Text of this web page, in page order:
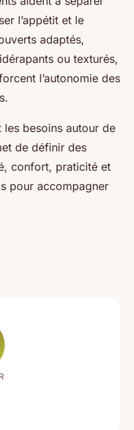
l’appétit et le
adaptés,
ou texturés,
l’autonomie des
besoins autour de
de définir des
confort, praticité et
pour accompagner